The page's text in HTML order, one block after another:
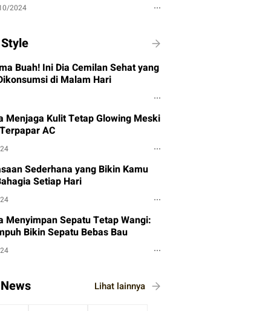
2024
Buah! Ini Dia Cemilan Sehat yang
di Malam Hari
Menjaga Kulit Tetap Glowing Meski
AC
Sederhana yang Bikin Kamu
Setiap Hari
Menyimpan Sepatu Tetap Wangi:
Bikin Sepatu Bebas Bau
Lihat lainnya